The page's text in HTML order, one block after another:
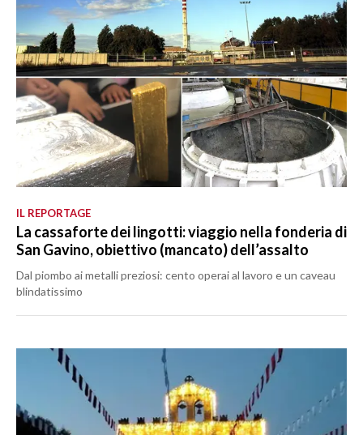
IL REPORTAGE
La cassaforte dei lingotti: viaggio nella fonderia di
San Gavino, obiettivo (mancato) dell’assalto
Dal piombo ai metalli preziosi: cento operai al lavoro e un caveau
blindatissimo